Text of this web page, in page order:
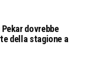
dovrebbe
della stagione a